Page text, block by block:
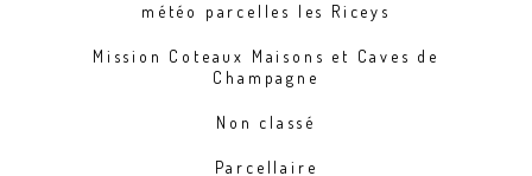
météo parcelles les Riceys
Mission Coteaux Maisons et Caves de
Champagne
Non classé
Parcellaire